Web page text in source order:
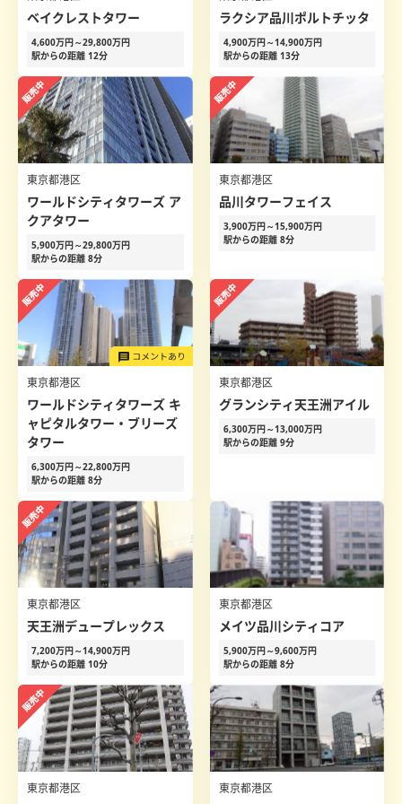
ベイクレストタワー
4,600万円～29,800万円
駅からの距離 12分
ラクシア品川ポルトチッタ
4,900万円～14,900万円
駅からの距離 13分
東京都港区
ワールドシティタワーズ ア
クアタワー
5,900万円～29,800万円
駅からの距離 8分
東京都港区
品川タワーフェイス
3,900万円～15,900万円
駅からの距離 8分
東京都港区
ワールドシティタワーズ キ
ャピタルタワー・ブリーズ
タワー
6,300万円～22,800万円
駅からの距離 8分
東京都港区
グランシティ天王洲アイル
6,300万円～13,000万円
駅からの距離 9分
東京都港区
天王洲デュープレックス
7,200万円～14,900万円
駅からの距離 10分
東京都港区
メイツ品川シティコア
5,900万円～9,600万円
駅からの距離 8分
東京都港区 東京都港区